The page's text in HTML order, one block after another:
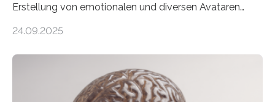
Erstellung von emotionalen und diversen Avataren
Förderung in Höhe von rund 2 Millionen Euro. Dabei
der MindPort GmbH eine neuartige, KI-gestützte
Lösung zur Erzeugung von Emotionen für realistische
24.09.2025